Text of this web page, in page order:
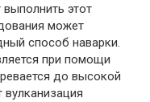
этот
может
способ наварки.
при помощи
до высокой